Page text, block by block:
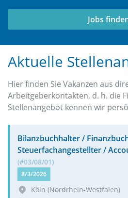
Jobs
Aktuelle
Hier finden Sie Vakanzen aus
Arbeitgeberkontakten, d. h. die
Stellenangebot kennen wir
Bilanzbuchhalter /
Steuerfachangestellter /
(#03/08/01)
8/3/2026
Köln (Nordrhein-Westfalen)